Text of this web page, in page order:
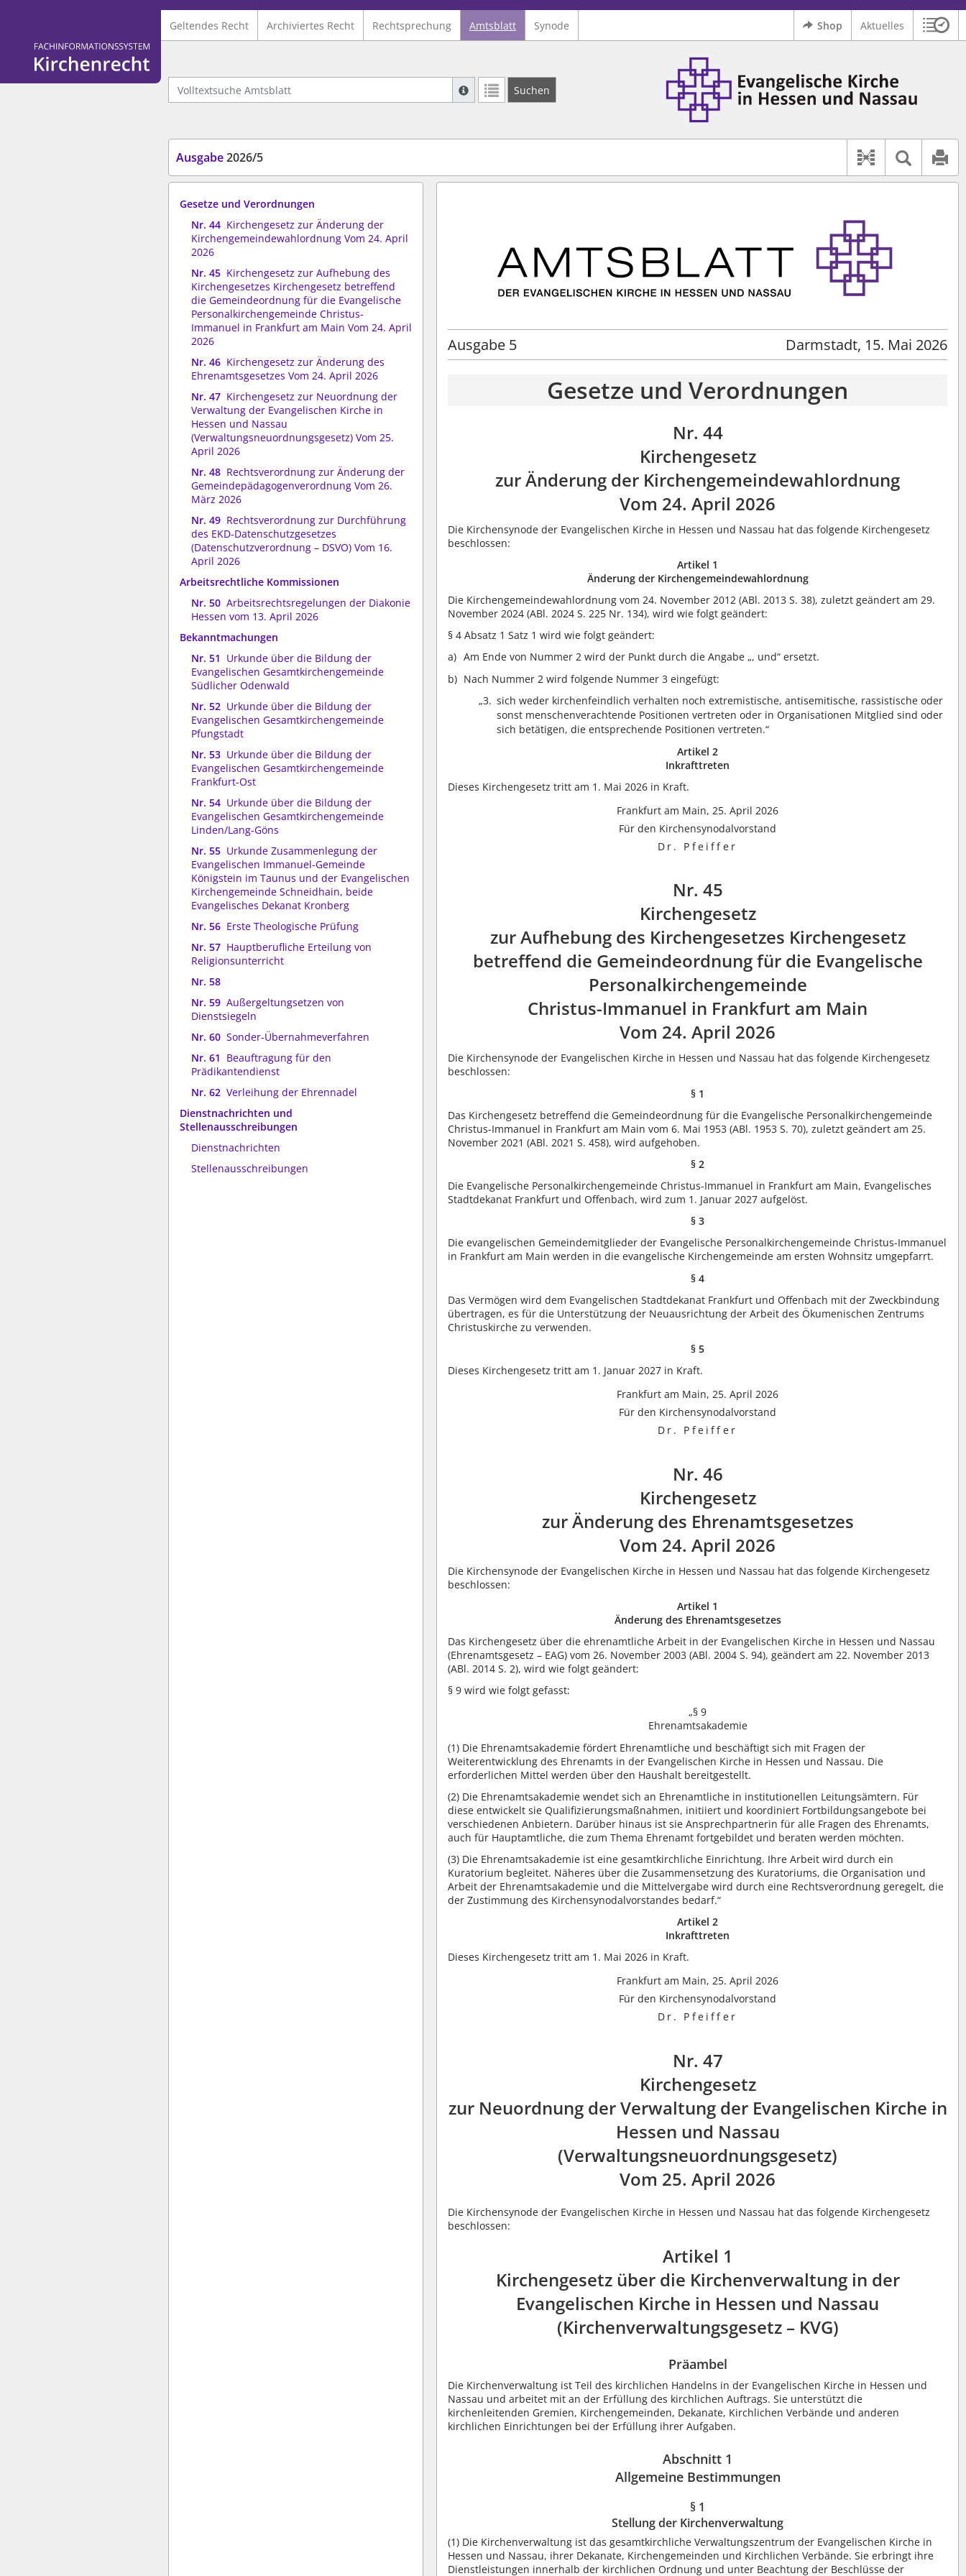
Logo Fachinformationssystem Kirchenrecht
Geltendes Recht Archiviertes Recht Rechtsprechung Amtsblatt Synode Shop Aktuelles
Volltextsuche Amtsblatt
Suche mit Platzhalter "*", Bsp. Pfarrer*, findet auch: "Pfarrerinitiative" oder "Pfarrerausschuss".
Weitere Suchoperatoren finden Sie in unserer Hilfe.
Suchen
Logo Ev. Kirche in Hessen und Nassau
Ausgabe2026/5
Dokument-
Gesetze und Verordnungen
Nr. 44 Kirchengesetz zur Änderung der
Kirchengemeindewahlordnung Vom 24. April
2026
Nr. 45 Kirchengesetz zur Aufhebung des
Kirchengesetzes Kirchengesetz betreffend
die Gemeindeordnung für die Evangelische
Personalkirchengemeinde Christus-
Immanuel in Frankfurt am Main Vom 24. April
2026
Nr. 46 Kirchengesetz zur Änderung des
Ehrenamtsgesetzes Vom 24. April 2026
Nr. 47 Kirchengesetz zur Neuordnung der
Verwaltung der Evangelischen Kirche in
Hessen und Nassau
(Verwaltungsneuordnungsgesetz) Vom 25.
April 2026
Nr. 48 Rechtsverordnung zur Änderung der
Gemeindepädagogenverordnung Vom 26.
März 2026
Nr. 49 Rechtsverordnung zur Durchführung
des EKD-Datenschutzgesetzes
(Datenschutzverordnung – DSVO) Vom 16.
April 2026
Arbeitsrechtliche Kommissionen
Nr. 50 Arbeitsrechtsregelungen der Diakonie
Hessen vom 13. April 2026
Bekanntmachungen
Nr. 51 Urkunde über die Bildung der
Evangelischen Gesamtkirchengemeinde
Südlicher Odenwald
Nr. 52 Urkunde über die Bildung der
Evangelischen Gesamtkirchengemeinde
Pfungstadt
Nr. 53 Urkunde über die Bildung der
Evangelischen Gesamtkirchengemeinde
Frankfurt-Ost
Nr. 54 Urkunde über die Bildung der
Evangelischen Gesamtkirchengemeinde
Linden/Lang-Göns
Nr. 55 Urkunde Zusammenlegung der
Evangelischen Immanuel-Gemeinde
Königstein im Taunus und der Evangelischen
Kirchengemeinde Schneidhain, beide
Evangelisches Dekanat Kronberg
Nr. 56 Erste Theologische Prüfung
Nr. 57 Hauptberufliche Erteilung von
Religionsunterricht
Nr. 58
Nr. 59 Außergeltungsetzen von
Dienstsiegeln
Nr. 60 Sonder-Übernahmeverfahren
Nr. 61 Beauftragung für den
Prädikantendienst
Nr. 62 Verleihung der Ehrennadel
Dienstnachrichten und
Stellenausschreibungen
Dienstnachrichten
Stellenausschreibungen
Ausgabe 5 Darmstadt, 15. Mai 2026
Gesetze und Verordnungen
Nr. 44
Kirchengesetz
zur Änderung der Kirchengemeindewahlordnung
Vom 24. April 2026
Die Kirchensynode der Evangelischen Kirche in Hessen und Nassau hat das folgende Kirchengesetz
beschlossen:
Artikel 1
Änderung der Kirchengemeindewahlordnung
Die Kirchengemeindewahlordnung vom 24. November 2012 (ABl. 2013 S. 38), zuletzt geändert am 29.
November 2024 (ABl. 2024 S. 225 Nr. 134), wird wie folgt geändert:
§ 4 Absatz 1 Satz 1 wird wie folgt geändert:
Am Ende von Nummer 2 wird der Punkt durch die Angabe „, und“ ersetzt.
Nach Nummer 2 wird folgende Nummer 3 eingefügt:
„3. sich weder kirchenfeindlich verhalten noch extremistische, antisemitische, rassistische oder
sonst menschenverachtende Positionen vertreten oder in Organisationen Mitglied sind oder
sich betätigen, die entsprechende Positionen vertreten.“
Artikel 2
Inkrafttreten
Dieses Kirchengesetz tritt am 1. Mai 2026 in Kraft.
Frankfurt am Main, 25. April 2026
Für den Kirchensynodalvorstand
Dr. Pfeiffer
Nr. 45
Kirchengesetz
zur Aufhebung des Kirchengesetzes Kirchengesetz
betreffend die Gemeindeordnung für die Evangelische
Personalkirchengemeinde
Christus-Immanuel in Frankfurt am Main
Vom 24. April 2026
Die Kirchensynode der Evangelischen Kirche in Hessen und Nassau hat das folgende Kirchengesetz
beschlossen:
§ 1
Das Kirchengesetz betreffend die Gemeindeordnung für die Evangelische Personalkirchengemeinde
Christus-Immanuel in Frankfurt am Main vom 6. Mai 1953 (ABl. 1953 S. 70), zuletzt geändert am 25.
November 2021 (ABl. 2021 S. 458), wird aufgehoben.
§ 2
Die Evangelische Personalkirchengemeinde Christus-Immanuel in Frankfurt am Main, Evangelisches
Stadtdekanat Frankfurt und Offenbach, wird zum 1. Januar 2027 aufgelöst.
§ 3
Die evangelischen Gemeindemitglieder der Evangelische Personalkirchengemeinde Christus-Immanuel
in Frankfurt am Main werden in die evangelische Kirchengemeinde am ersten Wohnsitz umgepfarrt.
§ 4
Das Vermögen wird dem Evangelischen Stadtdekanat Frankfurt und Offenbach mit der Zweckbindung
übertragen, es für die Unterstützung der Neuausrichtung der Arbeit des Ökumenischen Zentrums
Christuskirche zu verwenden.
§ 5
Dieses Kirchengesetz tritt am 1. Januar 2027 in Kraft.
Frankfurt am Main, 25. April 2026
Für den Kirchensynodalvorstand
Dr. Pfeiffer
Nr. 46
Kirchengesetz
zur Änderung des Ehrenamtsgesetzes
Vom 24. April 2026
Die Kirchensynode der Evangelischen Kirche in Hessen und Nassau hat das folgende Kirchengesetz
beschlossen:
Artikel 1
Änderung des Ehrenamtsgesetzes
Das Kirchengesetz über die ehrenamtliche Arbeit in der Evangelischen Kirche in Hessen und Nassau
(Ehrenamtsgesetz – EAG) vom 26. November 2003 (ABl. 2004 S. 94), geändert am 22. November 2013
(ABl. 2014 S. 2), wird wie folgt geändert:
§ 9 wird wie folgt gefasst:
„§ 9
Ehrenamtsakademie
(1) Die Ehrenamtsakademie fördert Ehrenamtliche und beschäftigt sich mit Fragen der
Weiterentwicklung des Ehrenamts in der Evangelischen Kirche in Hessen und Nassau. Die
erforderlichen Mittel werden über den Haushalt bereitgestellt.
(2) Die Ehrenamtsakademie wendet sich an Ehrenamtliche in institutionellen Leitungsämtern. Für
diese entwickelt sie Qualifizierungsmaßnahmen, initiiert und koordiniert Fortbildungsangebote bei
verschiedenen Anbietern. Darüber hinaus ist sie Ansprechpartnerin für alle Fragen des Ehrenamts,
auch für Hauptamtliche, die zum Thema Ehrenamt fortgebildet und beraten werden möchten.
(3) Die Ehrenamtsakademie ist eine gesamtkirchliche Einrichtung. Ihre Arbeit wird durch ein
Kuratorium begleitet. Näheres über die Zusammensetzung des Kuratoriums, die Organisation und
Arbeit der Ehrenamtsakademie und die Mittelvergabe wird durch eine Rechtsverordnung geregelt, die
der Zustimmung des Kirchensynodalvorstandes bedarf.“
Artikel 2
Inkrafttreten
Dieses Kirchengesetz tritt am 1. Mai 2026 in Kraft.
Frankfurt am Main, 25. April 2026
Für den Kirchensynodalvorstand
Dr. Pfeiffer
Nr. 47
Kirchengesetz
zur Neuordnung der Verwaltung der Evangelischen Kirche in
Hessen und Nassau
(Verwaltungsneuordnungsgesetz)
Vom 25. April 2026
Die Kirchensynode der Evangelischen Kirche in Hessen und Nassau hat das folgende Kirchengesetz
beschlossen:
Artikel 1
Kirchengesetz über die Kirchenverwaltung in der
Evangelischen Kirche in Hessen und Nassau
(Kirchenverwaltungsgesetz – KVG)
Präambel
Die Kirchenverwaltung ist Teil des kirchlichen Handelns in der Evangelischen Kirche in Hessen und
Nassau und arbeitet mit an der Erfüllung des kirchlichen Auftrags. Sie unterstützt die
kirchenleitenden Gremien, Kirchengemeinden, Dekanate, Kirchlichen Verbände und anderen
kirchlichen Einrichtungen bei der Erfüllung ihrer Aufgaben.
Abschnitt 1
Allgemeine Bestimmungen
§ 1
Stellung der Kirchenverwaltung
(1) Die Kirchenverwaltung ist das gesamtkirchliche Verwaltungszentrum der Evangelischen Kirche in
Hessen und Nassau, ihrer Dekanate, Kirchengemeinden und Kirchlichen Verbände. Sie erbringt ihre
Dienstleistungen innerhalb der kirchlichen Ordnung und unter Beachtung der Beschlüsse der